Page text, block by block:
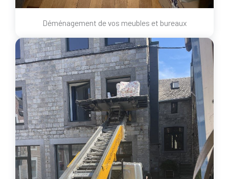
Déménagement de vos meubles et bureaux